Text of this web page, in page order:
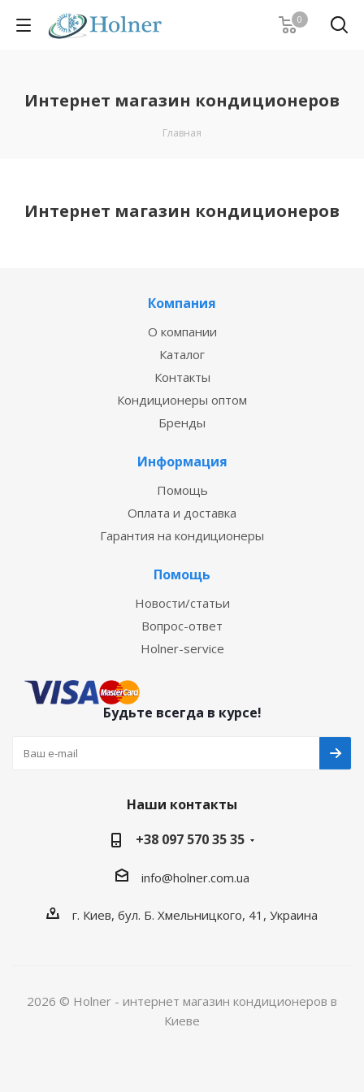
0
Интернет магазин кондиционеров
Главная
Интернет магазин кондиционеров
Компания
О компании
Каталог
Контакты
Кондиционеры оптом
Бренды
Информация
Помощь
Оплата и доставка
Гарантия на кондиционеры
Помощь
Новости/статьи
Вопрос-ответ
Holner-service
Будьте всегда в курсе!
Наши контакты
+38 097 570 35 35
info@holner.com.ua
г. Киев, бул. Б. Хмельницкого, 41, Украина
2026 © Holner - интернет магазин кондиционеров в
Киеве